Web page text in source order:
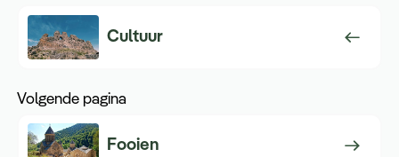
Cultuur
Volgende pagina
Fooien